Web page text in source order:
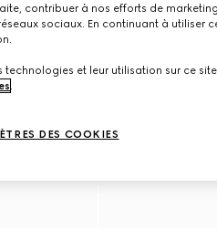
contribuer à nos efforts de
sociaux. En continuant à utiliser
technologies et leur utilisation sur ce
.
DES COOKIES